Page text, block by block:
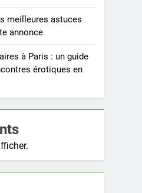
meilleures astuces
annonce
à Paris : un guide
érotiques en